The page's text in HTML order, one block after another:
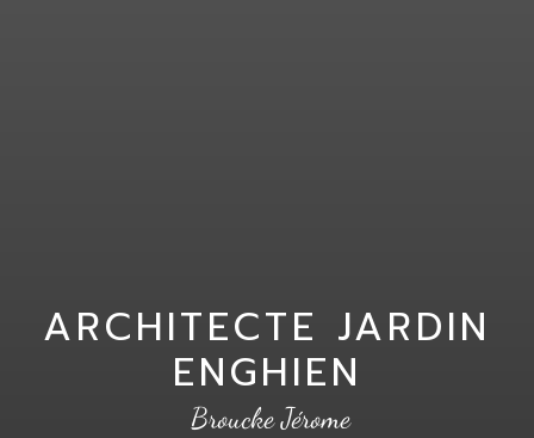
ARCHITECTE JARDIN
ENGHIEN
Broucke Jérome